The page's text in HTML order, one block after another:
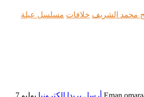
محمد الشريف خلافات مسلسل عيلة
Eman أرسل بريدا إلكترونيا
يوليو 7,